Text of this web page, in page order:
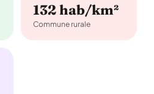
132 hab/km²
Commune rurale